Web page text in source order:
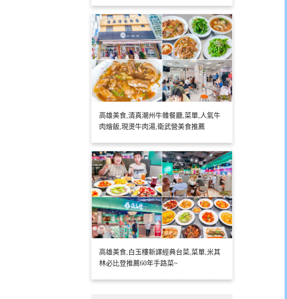
高雄美食,清真潮州牛雜餐廳,菜單,人氣牛
肉燴飯,現燙牛肉湯,衛武營美食推薦
高雄美食,白玉樓新譯經典台菜,菜單,米其
林必比登推薦60年手路菜~